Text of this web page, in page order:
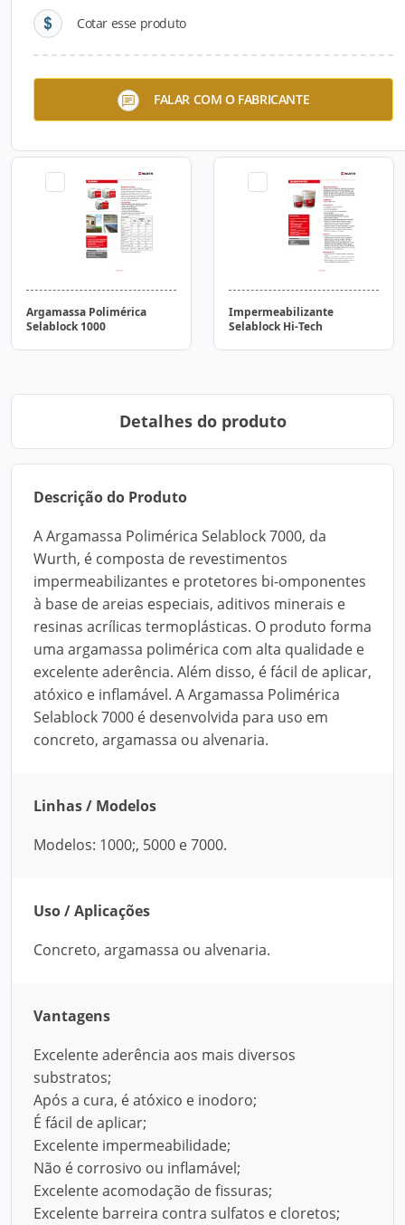
Cotar esse produto
FALAR COM O FABRICANTE
Desbaste para Mármores e
Granitos
Argamassa Polimérica
Selablock 1000
Impermeabilizante
Selablock Hi-Tech
Detalhes do produto
Descrição do Produto
A Argamassa Polimérica Selablock 7000, da
Wurth, é composta de revestimentos
impermeabilizantes e protetores bi-omponentes
à base de areias especiais, aditivos minerais e
resinas acrílicas termoplásticas. O produto forma
uma argamassa polimérica com alta qualidade e
excelente aderência. Além disso, é fácil de aplicar,
atóxico e inflamável. A Argamassa Polimérica
Selablock 7000 é desenvolvida para uso em
concreto, argamassa ou alvenaria.
Linhas / Modelos
Modelos: 1000;, 5000 e 7000.
Uso / Aplicações
Concreto, argamassa ou alvenaria.
Vantagens
Excelente aderência aos mais diversos
substratos;
Após a cura, é atóxico e inodoro;
É fácil de aplicar;
Excelente impermeabilidade;
Não é corrosivo ou inflamável;
Excelente acomodação de fissuras;
Excelente barreira contra sulfatos e cloretos;